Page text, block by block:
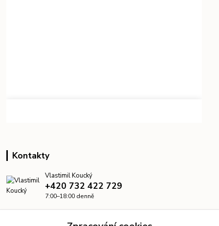
Kontakty
Vlastimil Koucký
+420 732 422 729
7:00–18:00 denně